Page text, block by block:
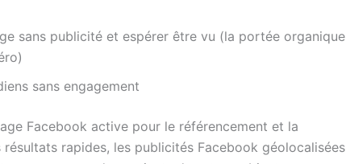
sans publicité et espérer être vu (la portée organique
sans engagement
Facebook active pour le référencement et la
rapides, les publicités Facebook géolocalisées